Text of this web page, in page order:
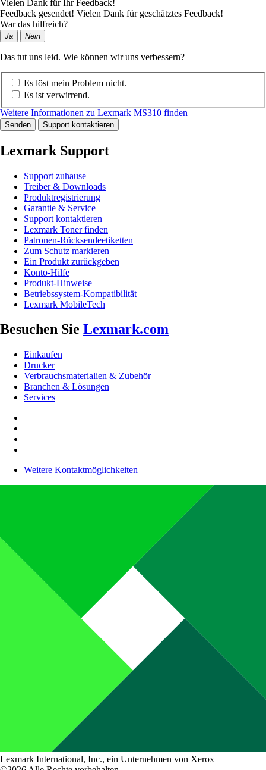
Vielen Dank für Ihr Feedback!
Feedback gesendet! Vielen Dank für geschätztes Feedback!
War das hilfreich?
Ja Nein
Das tut uns leid. Wie können wir uns verbessern?
Es löst mein Problem nicht.
Es ist verwirrend.
Weitere Informationen zu Lexmark MS310 finden
Senden Support kontaktieren
Lexmark Support
Support zuhause
Treiber & Downloads
Produktregistrierung
Garantie & Service
Support kontaktieren
Lexmark Toner finden
Patronen-Rücksendeetiketten
Zum Schutz markieren
Ein Produkt zurückgeben
Konto-Hilfe
Produkt-Hinweise
Betriebssystem-Kompatibilität
Lexmark MobileTech
Besuchen Sie Lexmark.com
Einkaufen
Drucker
Verbrauchsmaterialien & Zubehör
Branchen & Lösungen
Services
Weitere Kontaktmöglichkeiten
Lexmark International, Inc., ein Unternehmen von Xerox